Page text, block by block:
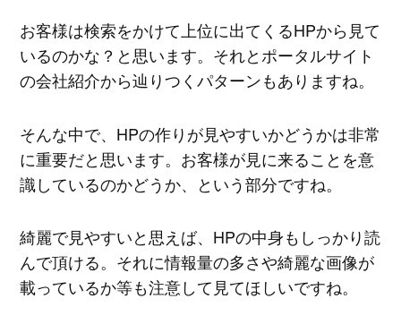
お客様は検索をかけて上位に出てくるHPから見て
いるのかな？と思います。それとポータルサイト
の会社紹介から辿りつくパターンもありますね。
そんな中で、HPの作りが見やすいかどうかは非常
に重要だと思います。お客様が見に来ることを意
識しているのかどうか、という部分ですね。
綺麗で見やすいと思えば、HPの中身もしっかり読
んで頂ける。それに情報量の多さや綺麗な画像が
載っているか等も注意して見てほしいですね。